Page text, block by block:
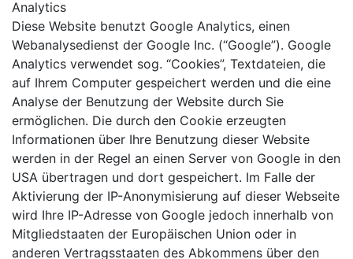
Analytics
Diese Website benutzt Google Analytics, einen
Webanalysedienst der Google Inc. (“Google”). Google
Analytics verwendet sog. “Cookies”, Textdateien, die
auf Ihrem Computer gespeichert werden und die eine
Analyse der Benutzung der Website durch Sie
ermöglichen. Die durch den Cookie erzeugten
Informationen über Ihre Benutzung dieser Website
werden in der Regel an einen Server von Google in den
USA übertragen und dort gespeichert. Im Falle der
Aktivierung der IP-Anonymisierung auf dieser Webseite
wird Ihre IP-Adresse von Google jedoch innerhalb von
Mitgliedstaaten der Europäischen Union oder in
anderen Vertragsstaaten des Abkommens über den